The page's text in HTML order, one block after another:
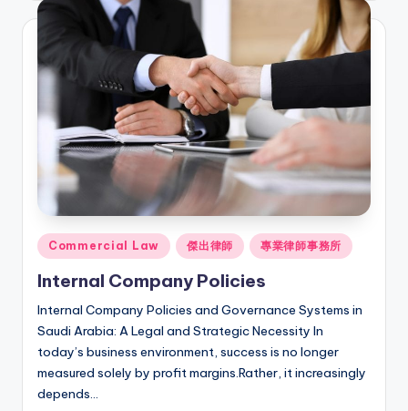
Posted
in
Commercial Law 傑出律師 專業律師事務所
Internal Company Policies
Internal Company Policies and Governance Systems in
Saudi Arabia: A Legal and Strategic Necessity In
today’s business environment, success is no longer
measured solely by profit margins.Rather, it increasingly
depends…